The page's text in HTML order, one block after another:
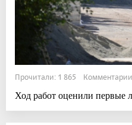
Прочитали: 1 865
Ход работ оценили первые